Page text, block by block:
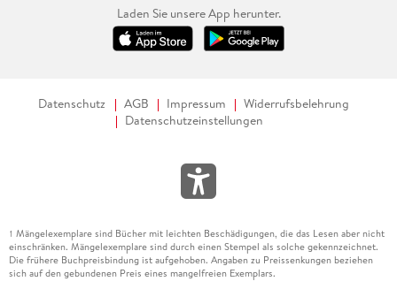
Laden Sie unsere App herunter.
Datenschutz AGB Impressum
Widerrufsbelehrung
Datenschutzeinstellungen
1 Mängelexemplare sind Bücher mit leichten Beschädigungen, die das Lesen aber nicht
einschränken. Mängelexemplare sind durch einen Stempel als solche gekennzeichnet.
Die frühere Buchpreisbindung ist aufgehoben. Angaben zu Preissenkungen beziehen
sich auf den gebundenen Preis eines mangelfreien Exemplars.